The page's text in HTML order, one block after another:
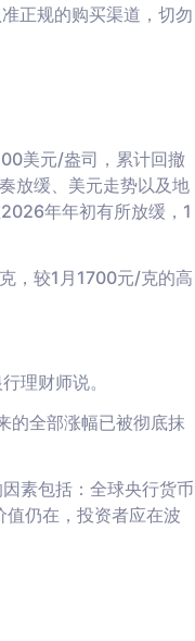
正规的购买渠道，切勿
美元/盎司，累计回撤
放缓、美元走势以及地
年年初有所放缓，1
，较1月1700元/克的高
理财师说。
的全部涨幅已被彻底抹
素包括：全球央行货币
仍在，投资者应在波